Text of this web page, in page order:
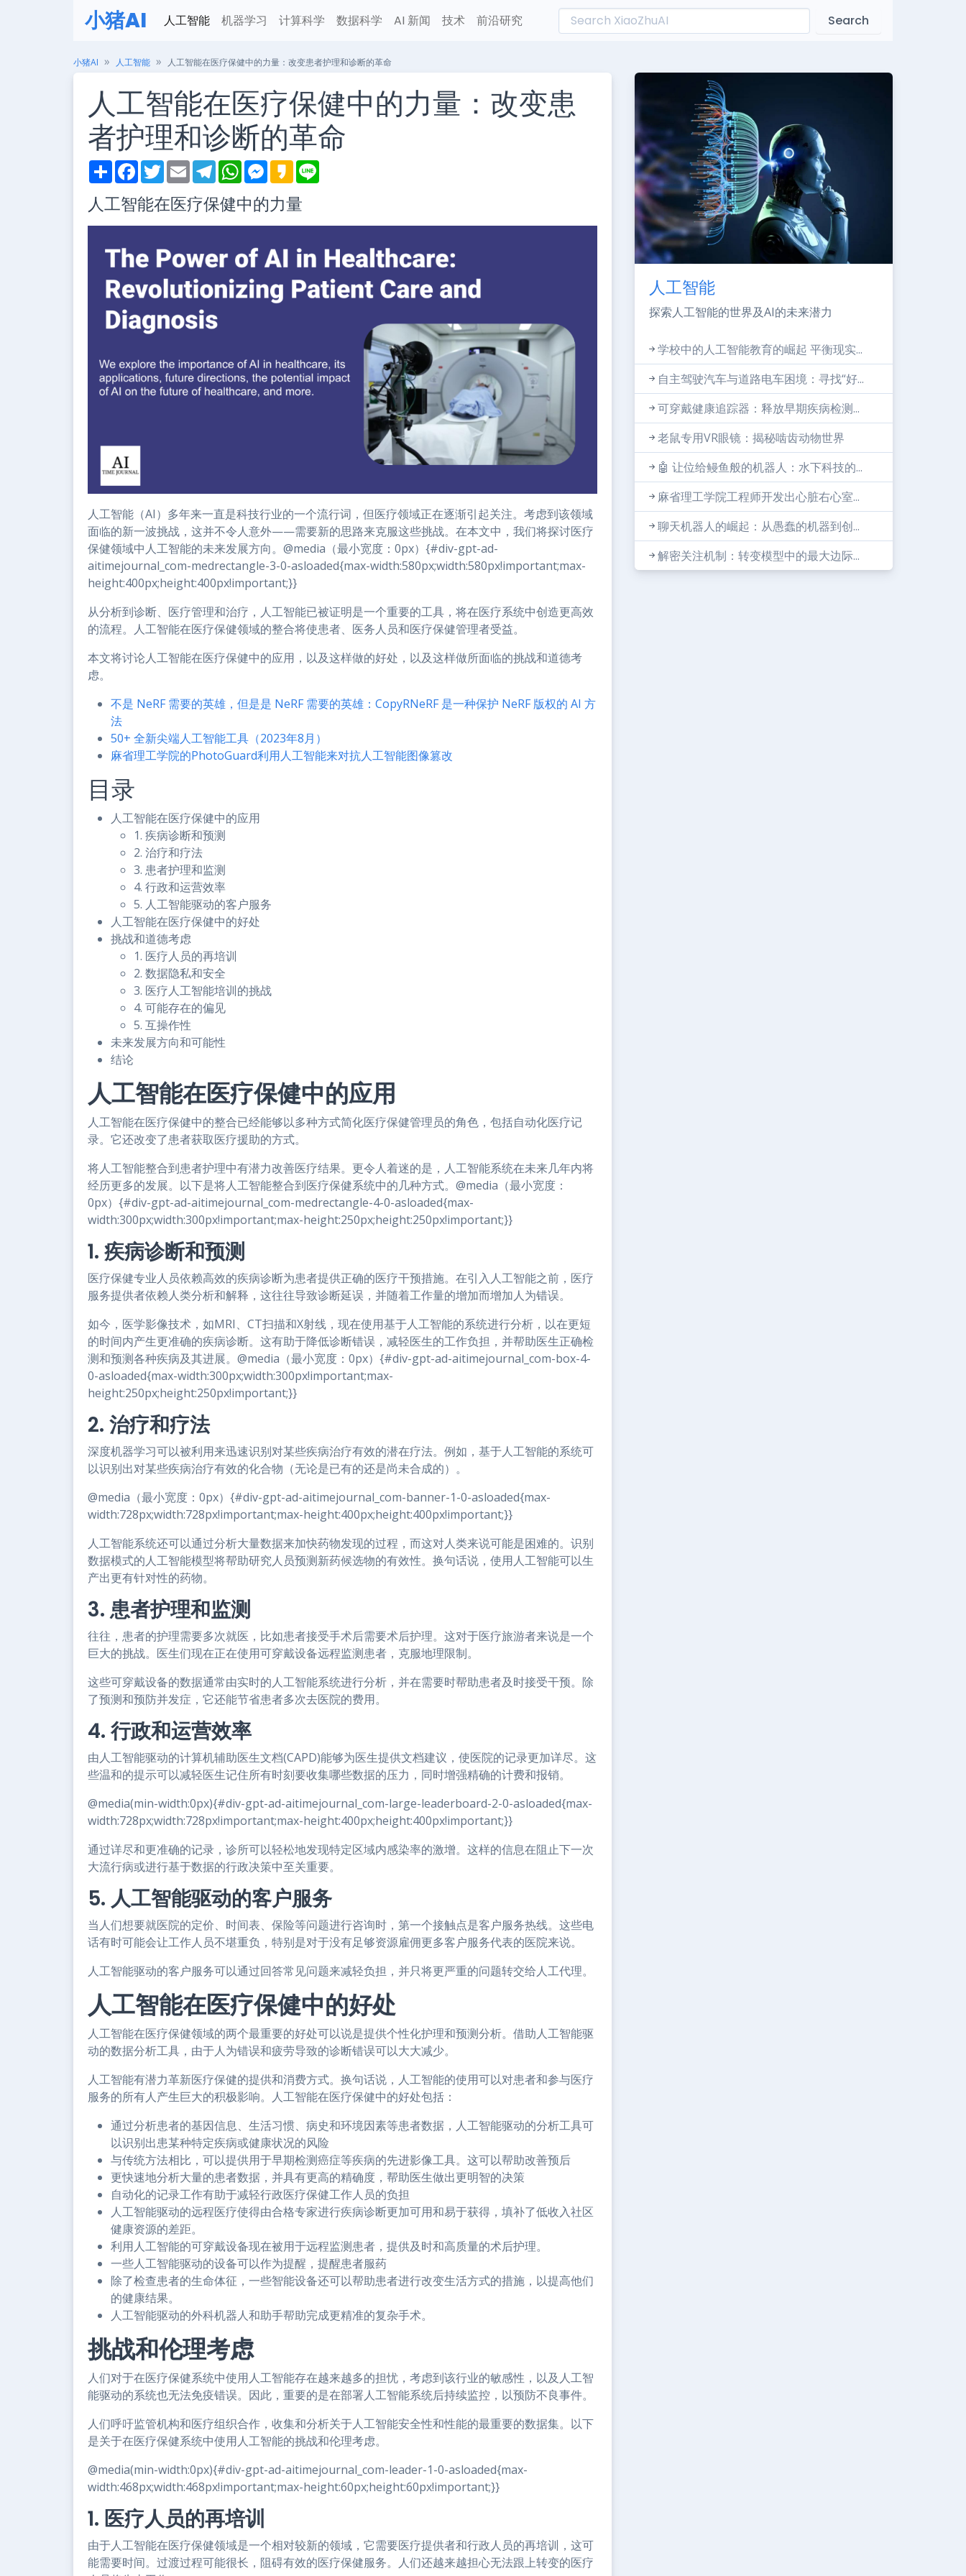
小猪AI 人工智能 机器学习 计算科学 数据科学 AI 新闻 技术 前沿研究 Search
小猪AI 人工智能 人工智能在医疗保健中的力量：改变患者护理和诊断的革命
人工智能在医疗保健中的力量：改变患
者护理和诊断的革命
S
h
r
e
F
a
e
b
o
T
w
t
t
e
E
m
i
l
T
e
e
g
r
W
h
t
s
A
M
e
s
e
n
e
r
K
a
a
o
人工智能在医疗保健中的力量
人工智能（AI）多年来一直是科技行业的一个流行词，但医疗领域正在逐渐引起关注。考虑到该领域
面临的新一波挑战，这并不令人意外——需要新的思路来克服这些挑战。在本文中，我们将探讨医疗
保健领域中人工智能的未来发展方向。@media（最小宽度：0px）{#div-gpt-ad-
aitimejournal_com-medrectangle-3-0-asloaded{max-width:580px;width:580px!important;max-
height:400px;height:400px!important;}}
从分析到诊断、医疗管理和治疗，人工智能已被证明是一个重要的工具，将在医疗系统中创造更高效
的流程。人工智能在医疗保健领域的整合将使患者、医务人员和医疗保健管理者受益。
本文将讨论人工智能在医疗保健中的应用，以及这样做的好处，以及这样做所面临的挑战和道德考
虑。
不是 NeRF 需要的英雄，但是是 NeRF 需要的英雄：CopyRNeRF 是一种保护 NeRF 版权的 AI 方
法
50+ 全新尖端人工智能工具（2023年8月）
麻省理工学院的PhotoGuard利用人工智能来对抗人工智能图像篡改
目录
人工智能在医疗保健中的应用
1. 疾病诊断和预测
2. 治疗和疗法
3. 患者护理和监测
4. 行政和运营效率
5. 人工智能驱动的客户服务
人工智能在医疗保健中的好处
挑战和道德考虑
1. 医疗人员的再培训
2. 数据隐私和安全
3. 医疗人工智能培训的挑战
4. 可能存在的偏见
5. 互操作性
未来发展方向和可能性
结论
人工智能在医疗保健中的应用
人工智能在医疗保健中的整合已经能够以多种方式简化医疗保健管理员的角色，包括自动化医疗记
录。它还改变了患者获取医疗援助的方式。
将人工智能整合到患者护理中有潜力改善医疗结果。更令人着迷的是，人工智能系统在未来几年内将
经历更多的发展。以下是将人工智能整合到医疗保健系统中的几种方式。@media（最小宽度：
0px）{#div-gpt-ad-aitimejournal_com-medrectangle-4-0-asloaded{max-
width:300px;width:300px!important;max-height:250px;height:250px!important;}}
1. 疾病诊断和预测
医疗保健专业人员依赖高效的疾病诊断为患者提供正确的医疗干预措施。在引入人工智能之前，医疗
服务提供者依赖人类分析和解释，这往往导致诊断延误，并随着工作量的增加而增加人为错误。
如今，医学影像技术，如MRI、CT扫描和X射线，现在使用基于人工智能的系统进行分析，以在更短
的时间内产生更准确的疾病诊断。这有助于降低诊断错误，减轻医生的工作负担，并帮助医生正确检
测和预测各种疾病及其进展。@media（最小宽度：0px）{#div-gpt-ad-aitimejournal_com-box-4-
0-asloaded{max-width:300px;width:300px!important;max-
height:250px;height:250px!important;}}
2. 治疗和疗法
深度机器学习可以被利用来迅速识别对某些疾病治疗有效的潜在疗法。例如，基于人工智能的系统可
以识别出对某些疾病治疗有效的化合物（无论是已有的还是尚未合成的）。
@media（最小宽度：0px）{#div-gpt-ad-aitimejournal_com-banner-1-0-asloaded{max-
width:728px;width:728px!important;max-height:400px;height:400px!important;}}
人工智能系统还可以通过分析大量数据来加快药物发现的过程，而这对人类来说可能是困难的。识别
数据模式的人工智能模型将帮助研究人员预测新药候选物的有效性。换句话说，使用人工智能可以生
产出更有针对性的药物。
3. 患者护理和监测
往往，患者的护理需要多次就医，比如患者接受手术后需要术后护理。这对于医疗旅游者来说是一个
巨大的挑战。医生们现在正在使用可穿戴设备远程监测患者，克服地理限制。
这些可穿戴设备的数据通常由实时的人工智能系统进行分析，并在需要时帮助患者及时接受干预。除
了预测和预防并发症，它还能节省患者多次去医院的费用。
4. 行政和运营效率
由人工智能驱动的计算机辅助医生文档(CAPD)能够为医生提供文档建议，使医院的记录更加详尽。这
些温和的提示可以减轻医生记住所有时刻要收集哪些数据的压力，同时增强精确的计费和报销。
@media(min-width:0px){#div-gpt-ad-aitimejournal_com-large-leaderboard-2-0-asloaded{max-
width:728px;width:728px!important;max-height:400px;height:400px!important;}}
通过详尽和更准确的记录，诊所可以轻松地发现特定区域内感染率的激增。这样的信息在阻止下一次
大流行病或进行基于数据的行政决策中至关重要。
5. 人工智能驱动的客户服务
当人们想要就医院的定价、时间表、保险等问题进行咨询时，第一个接触点是客户服务热线。这些电
话有时可能会让工作人员不堪重负，特别是对于没有足够资源雇佣更多客户服务代表的医院来说。
人工智能驱动的客户服务可以通过回答常见问题来减轻负担，并只将更严重的问题转交给人工代理。
人工智能在医疗保健中的好处
人工智能在医疗保健领域的两个最重要的好处可以说是提供个性化护理和预测分析。借助人工智能驱
动的数据分析工具，由于人为错误和疲劳导致的诊断错误可以大大减少。
人工智能有潜力革新医疗保健的提供和消费方式。换句话说，人工智能的使用可以对患者和参与医疗
服务的所有人产生巨大的积极影响。人工智能在医疗保健中的好处包括：
通过分析患者的基因信息、生活习惯、病史和环境因素等患者数据，人工智能驱动的分析工具可
以识别出患某种特定疾病或健康状况的风险
与传统方法相比，可以提供用于早期检测癌症等疾病的先进影像工具。这可以帮助改善预后
更快速地分析大量的患者数据，并具有更高的精确度，帮助医生做出更明智的决策
自动化的记录工作有助于减轻行政医疗保健工作人员的负担
人工智能驱动的远程医疗使得由合格专家进行疾病诊断更加可用和易于获得，填补了低收入社区
健康资源的差距。
利用人工智能的可穿戴设备现在被用于远程监测患者，提供及时和高质量的术后护理。
一些人工智能驱动的设备可以作为提醒，提醒患者服药
除了检查患者的生命体征，一些智能设备还可以帮助患者进行改变生活方式的措施，以提高他们
的健康结果。
人工智能驱动的外科机器人和助手帮助完成更精准的复杂手术。
挑战和伦理考虑
人们对于在医疗保健系统中使用人工智能存在越来越多的担忧，考虑到该行业的敏感性，以及人工智
能驱动的系统也无法免疫错误。因此，重要的是在部署人工智能系统后持续监控，以预防不良事件。
人们呼吁监管机构和医疗组织合作，收集和分析关于人工智能安全性和性能的最重要的数据集。以下
是关于在医疗保健系统中使用人工智能的挑战和伦理考虑。
@media(min-width:0px){#div-gpt-ad-aitimejournal_com-leader-1-0-asloaded{max-
width:468px;width:468px!important;max-height:60px;height:60px!important;}}
1. 医疗人员的再培训
由于人工智能在医疗保健领域是一个相对较新的领域，它需要医疗提供者和行政人员的再培训，这可
能需要时间。过渡过程可能很长，阻碍有效的医疗保健服务。人们还越来越担心无法跟上转变的医疗
人工智能
探索人工智能的世界及AI的未来潜力
学校中的人工智能教育的崛起 平衡现实...
自主驾驶汽车与道路电车困境：寻找“好...
可穿戴健康追踪器：释放早期疾病检测...
老鼠专用VR眼镜：揭秘啮齿动物世界
🤖 让位给鳗鱼般的机器人：水下科技的...
麻省理工学院工程师开发出心脏右心室...
聊天机器人的崛起：从愚蠢的机器到创...
解密关注机制：转变模型中的最大边际...